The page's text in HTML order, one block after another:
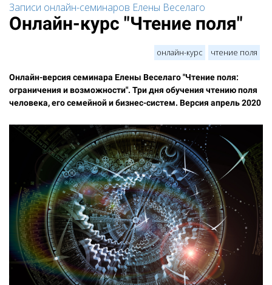
Записи онлайн-семинаров Елены Веселаго
Онлайн-курс "Чтение поля"
онлайн-курс чтение поля
Онлайн-версия семинара Елены Веселаго "Чтение поля:
ограничения и возможности". Три дня обучения чтению поля
человека, его семейной и бизнес-систем. Версия апрель 2020